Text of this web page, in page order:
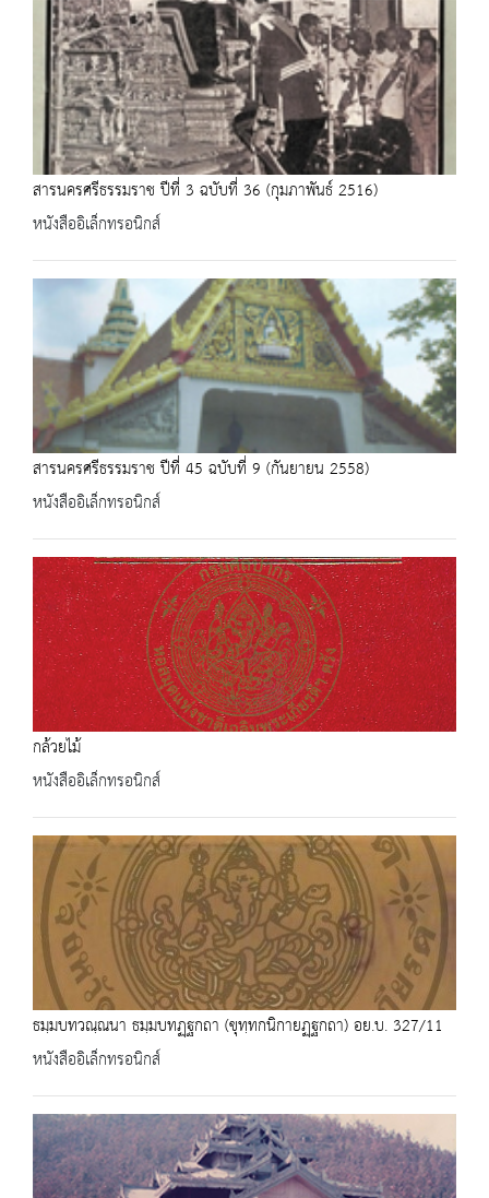
สารนครศรีธรรมราช ปีที่ 3 ฉบับที่ 36 (กุมภาพันธ์ 2516)
หนังสืออิเล็กทรอนิกส์
สารนครศรีธรรมราช ปีที่ 45 ฉบับที่ 9 (กันยายน 2558)
หนังสืออิเล็กทรอนิกส์
กล้วยไม้
หนังสืออิเล็กทรอนิกส์
ธมฺมบทวณฺณนา ธมฺมบทฏฺฐกถา (ขุทฺทกนิกายฏฺฐกถา) อย.บ. 327/11
หนังสืออิเล็กทรอนิกส์